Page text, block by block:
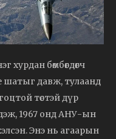
хурдан бөмбөгдөгч
давж, тулаанд
төстэй дүр
1967 онд АНУ-ын
Энэ нь агаарын